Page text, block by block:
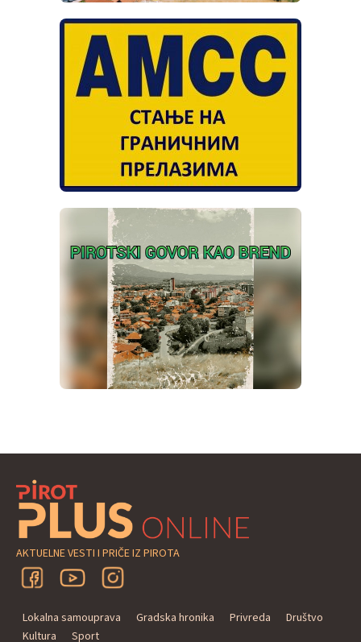
AKTUELNE VESTI I PRIČE IZ PIROTA
Lokalna samouprava Gradska hronika Privreda
Društvo
Kultura
Sport